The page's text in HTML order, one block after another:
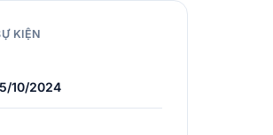
KIỆN
10/2024